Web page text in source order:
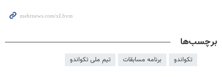
برچسب‌ها
تکواندو برنامه مسابقات تیم ملی تکواندو